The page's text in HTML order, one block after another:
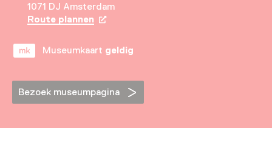
1071 DJ Amsterdam
Route plannen Opent in een nieuw tabblad
Museumkaart geldig
Bezoek museumpagina